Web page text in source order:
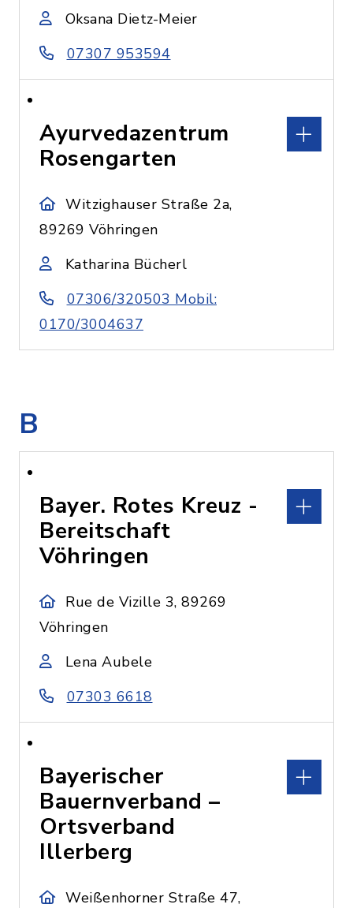
Oksana Dietz-Meier
07307 953594
Ayurvedazentrum
Rosengarten
Witzighauser Straße 2a,
89269 Vöhringen
Katharina Bücherl
07306/320503 Mobil:
0170/3004637
B
Bayer. Rotes Kreuz -
Bereitschaft
Vöhringen
Rue de Vizille 3, 89269
Vöhringen
Lena Aubele
07303 6618
Bayerischer
Bauernverband –
Ortsverband
Illerberg
Weißenhorner Straße 47,